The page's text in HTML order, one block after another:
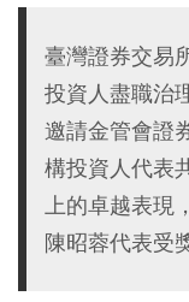
臺灣證券交易
投資人盡職治
邀請金管會證
構投資人代表
上的卓越表現
陳昭蓉代表受